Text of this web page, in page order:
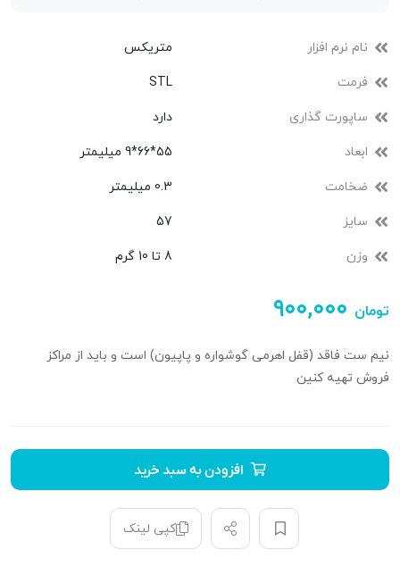
نام نرم افزار متریکس
فرمت STL
ساپورت گذاری دارد
ابعاد 55*66*9 میلیمتر
ضخامت 0.3 میلیمتر
سایز 57
وزن 8 تا 10 گرم
۹۰۰,۰۰۰ تومان
نیم ست فاقد (قفل اهرمی گوشواره و پاپیون) است و باید از مراکز
فروش تهیه کنین
افزودن به سبد خرید
کپی لینک